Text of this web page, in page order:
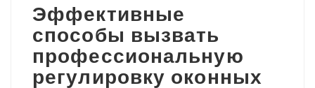
Эффективные
способы вызвать
профессиональную
регулировку оконных